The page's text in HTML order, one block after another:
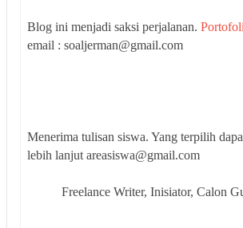
Blog ini menjadi saksi perjalanan.
email : soaljerman@gmail.com
Menerima tulisan siswa. Yang terpilih
lebih lanjut areasiswa@gmail.com
Freelance Writer, Inisiator, Calon